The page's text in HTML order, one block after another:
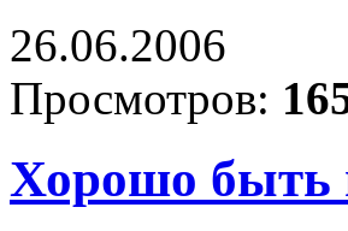
26.06.2006
Просмотров:
Хорошо быть